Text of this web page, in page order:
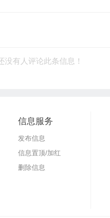
没有人评论此条信息！
信息服务
发布信息
信息置顶/加红
删除信息